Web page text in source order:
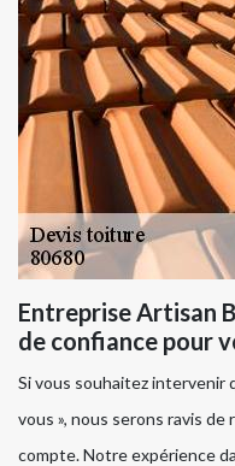
Entreprise Artisan
de confiance pour
Si vous souhaitez intervenir
vous », nous serons ravis
compte. Notre expérience